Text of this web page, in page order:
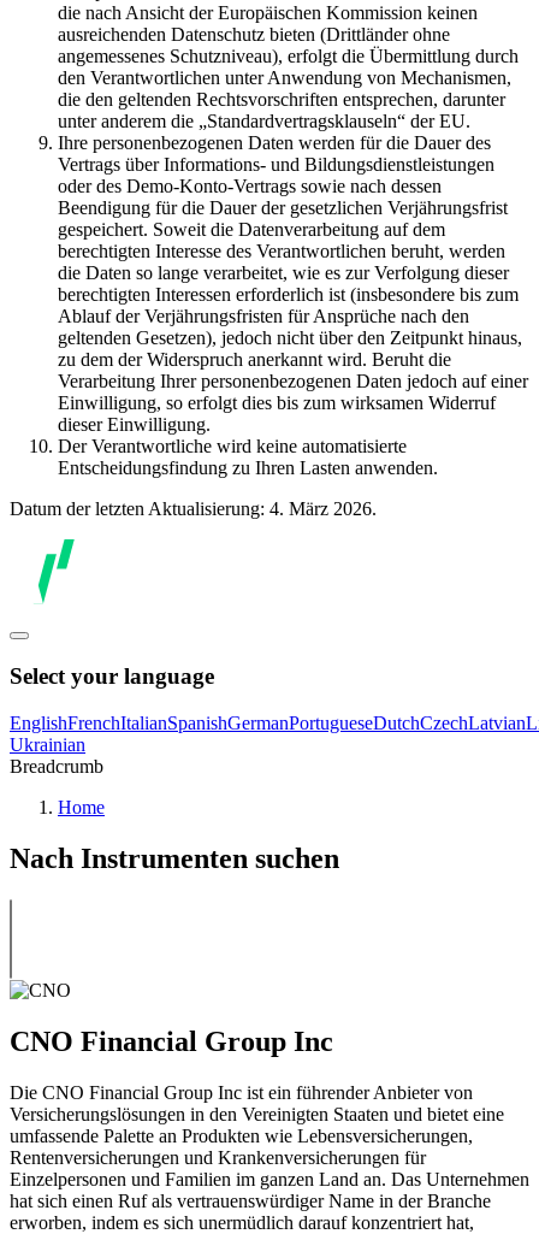
die nach Ansicht der Europäischen Kommission keinen
ausreichenden Datenschutz bieten (Drittländer ohne
angemessenes Schutzniveau), erfolgt die Übermittlung durch
den Verantwortlichen unter Anwendung von Mechanismen,
die den geltenden Rechtsvorschriften entsprechen, darunter
unter anderem die „Standardvertragsklauseln“ der EU.
Ihre personenbezogenen Daten werden für die Dauer des
Vertrags über Informations- und Bildungsdienstleistungen
oder des Demo-Konto-Vertrags sowie nach dessen
Beendigung für die Dauer der gesetzlichen Verjährungsfrist
gespeichert. Soweit die Datenverarbeitung auf dem
berechtigten Interesse des Verantwortlichen beruht, werden
die Daten so lange verarbeitet, wie es zur Verfolgung dieser
berechtigten Interessen erforderlich ist (insbesondere bis zum
Ablauf der Verjährungsfristen für Ansprüche nach den
geltenden Gesetzen), jedoch nicht über den Zeitpunkt hinaus,
zu dem der Widerspruch anerkannt wird. Beruht die
Verarbeitung Ihrer personenbezogenen Daten jedoch auf einer
Einwilligung, so erfolgt dies bis zum wirksamen Widerruf
dieser Einwilligung.
Der Verantwortliche wird keine automatisierte
Entscheidungsfindung zu Ihren Lasten anwenden.
Datum der letzten Aktualisierung: 4. März 2026.
Select your language
EnglishFrenchItalianSpanishGermanPortugueseDutchCzechLatvian
Ukrainian
Breadcrumb
Home
Nach Instrumenten suchen
CNO Financial Group Inc
Die CNO Financial Group Inc ist ein führender Anbieter von
Versicherungslösungen in den Vereinigten Staaten und bietet eine
umfassende Palette an Produkten wie Lebensversicherungen,
Rentenversicherungen und Krankenversicherungen für
Einzelpersonen und Familien im ganzen Land an. Das Unternehmen
hat sich einen Ruf als vertrauenswürdiger Name in der Branche
erworben, indem es sich unermüdlich darauf konzentriert hat,